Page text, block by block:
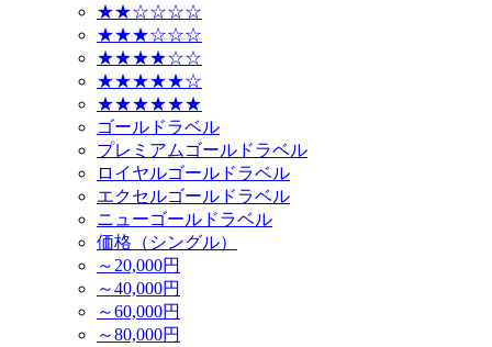
★★☆☆☆☆
★★★☆☆☆
★★★★☆☆
★★★★★☆
★★★★★★
ゴールドラベル
プレミアムゴールドラベル
ロイヤルゴールドラベル
エクセルゴールドラベル
ニューゴールドラベル
価格（シングル）
～20,000円
～40,000円
～60,000円
～80,000円